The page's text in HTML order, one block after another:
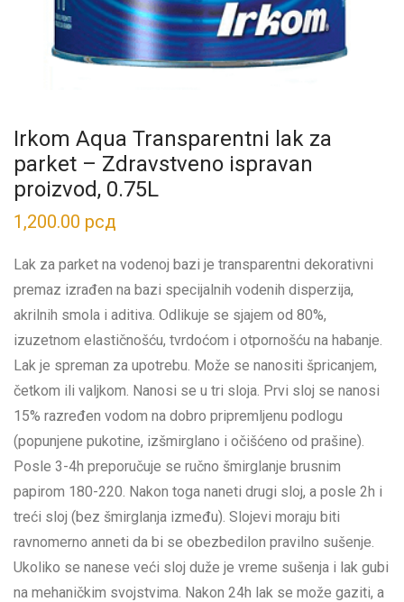
Irkom Aqua Transparentni lak za
parket – Zdravstveno ispravan
proizvod, 0.75L
1,200.00 рсд
Lak za parket na vodenoj bazi je transparentni dekorativni
premaz izrađen na bazi specijalnih vodenih disperzija,
akrilnih smola i aditiva. Odlikuje se sjajem od 80%,
izuzetnom elastičnošću, tvrdoćom i otpornošću na habanje.
Lak je spreman za upotrebu. Može se nanositi špricanjem,
četkom ili valjkom. Nanosi se u tri sloja. Prvi sloj se nanosi
15% razređen vodom na dobro pripremljenu podlogu
(popunjene pukotine, izšmirglano i očišćeno od prašine).
Posle 3-4h preporučuje se ručno šmirglanje brusnim
papirom 180-220. Nakon toga naneti drugi sloj, a posle 2h i
treći sloj (bez šmirglanja između). Slojevi moraju biti
ravnomerno anneti da bi se obezbedilon pravilno sušenje.
Ukoliko se nanese veći sloj duže je vreme sušenja i lak gubi
na mehaničkim svojstvima. Nakon 24h lak se može gaziti, a